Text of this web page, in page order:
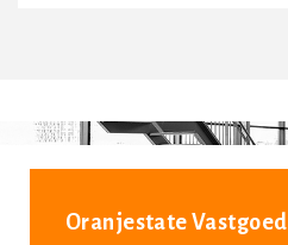
Oranjestate Vastgoed